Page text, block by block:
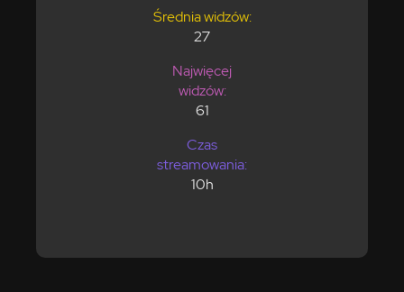
Średnia widzów:
27
Najwięcej
widzów:
61
Czas
streamowania:
10h